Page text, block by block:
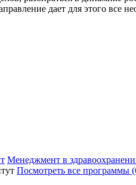
дает для этого все
Менеджмент в
Посмотреть все программы